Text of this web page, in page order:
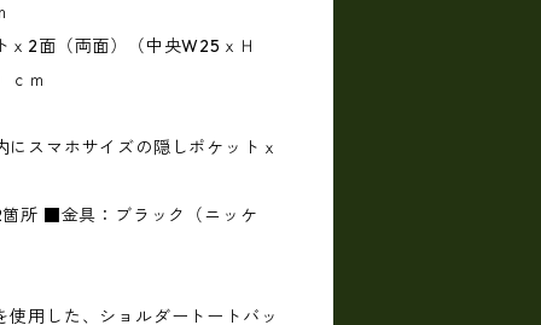
ｘ2面（両面）（中央W25ｘＨ
ｃｍ
スマホサイズの隠しポケットｘ
所 ■金具：ブラック（ニッケ
用した、ショルダートートバッ